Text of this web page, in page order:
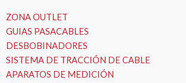
ZONA OUTLET
GUIAS PASACABLES
DESBOBINADORES
SISTEMA DE TRACCIÓN DE CABLE
APARATOS DE MEDICIÓN